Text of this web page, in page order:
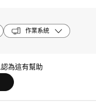
作業系統
為這有幫助